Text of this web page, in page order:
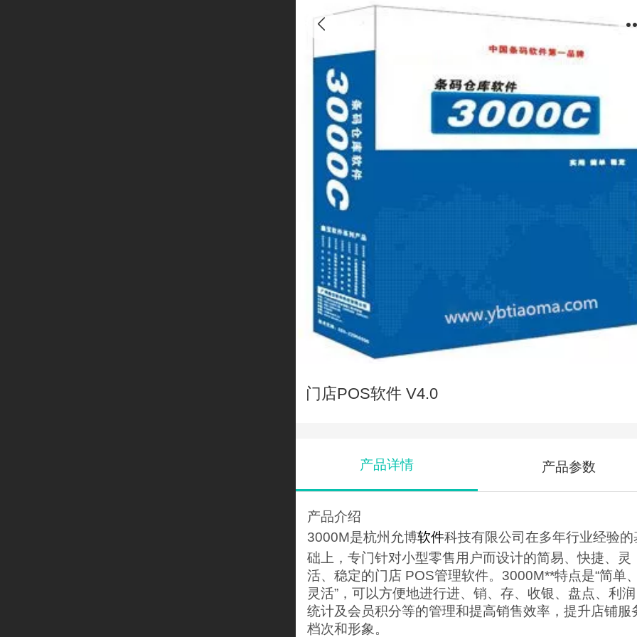
门店POS软件 V4.0
产品详情 产品参数
产品介绍
3000M是杭州允博软件科技有限公司在多年行业经验的
础上，专门针对小型零售用户而设计的简易、快捷、灵
活、稳定的门店 POS管理软件。3000M**特点是“简单、
灵活”，可以方便地进行进、销、存、收银、盘点、利润
统计及会员积分等的管理和提高销售效率，提升店铺服
档次和形象。